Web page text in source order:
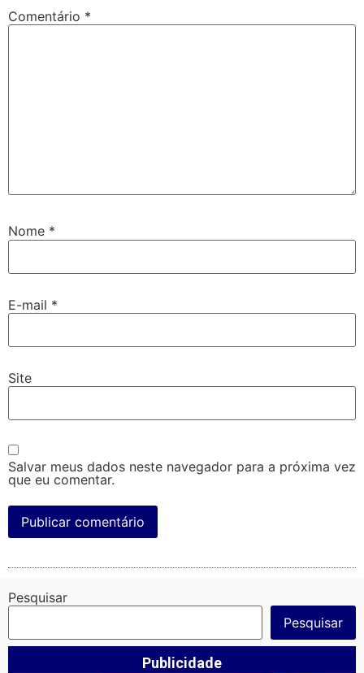
Comentário *
Nome *
E-mail *
Site
Salvar meus dados neste navegador para a próxima vez
que eu comentar.
Pesquisar
Pesquisar
Publicidade